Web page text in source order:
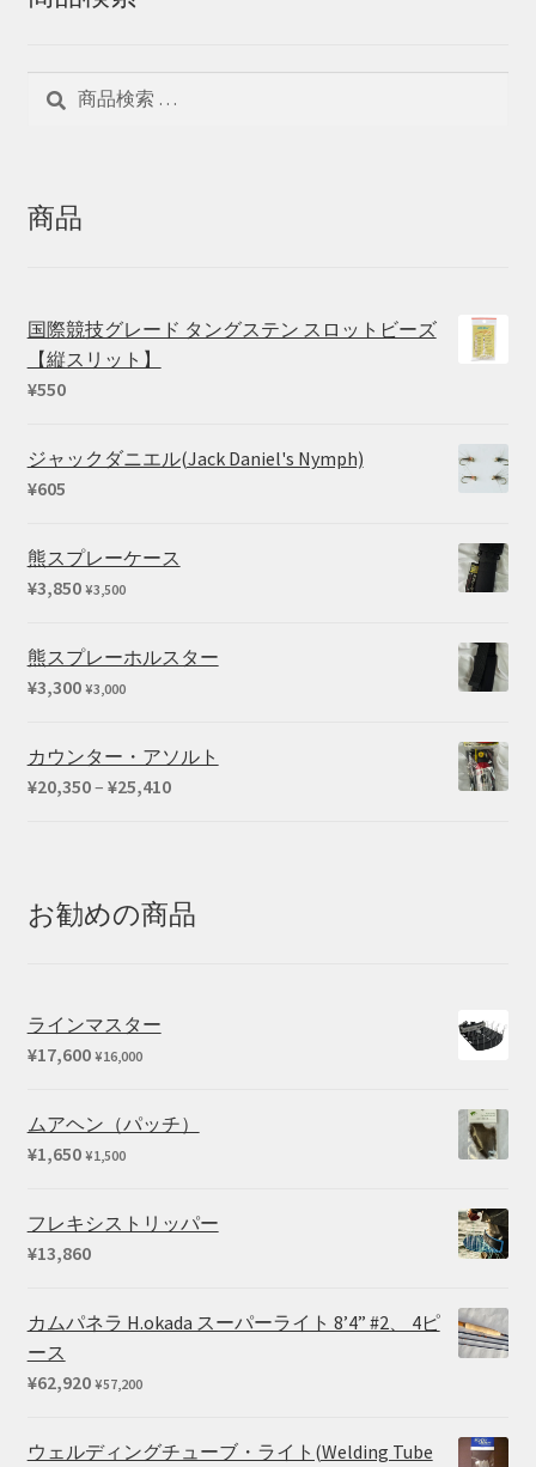
商品
国際競技グレード タングステン スロットビーズ
【縦スリット】
¥550
ジャックダニエル(Jack Daniel's Nymph)
¥605
熊スプレーケース
¥3,850 ¥3,500
熊スプレーホルスター
¥3,300 ¥3,000
カウンター・アソルト
¥20,350– ¥25,410価
–
¥25,410
お勧めの商品
ラインマスター
¥17,600 ¥16,000
ムアヘン（パッチ）
¥1,650 ¥1,500
フレキシストリッパー
¥13,860
カムパネラ H.okada スーパーライト 8’4” #2、 4ピ
ース
¥62,920 ¥57,200
ウェルディングチューブ・ライト(Welding Tube